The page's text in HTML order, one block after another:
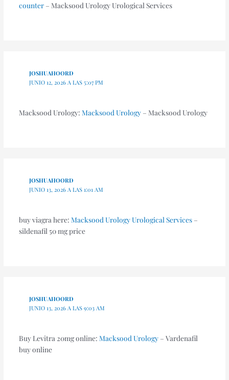
counter– Macksood Urology Urological Services
JOSHUAHOORD
JUNIO 12, 2026 A LAS 5:07 PM
Macksood Urology: Macksood Urology– Macksood Urology
JOSHUAHOORD
JUNIO 13, 2026 A LAS 1:01 AM
buy viagra here: Macksood Urology Urological Services–
sildenafil 50 mg price
JOSHUAHOORD
JUNIO 13, 2026 A LAS 9:03 AM
Buy Levitra 20mg online: Macksood Urology– Vardenafil
buy online